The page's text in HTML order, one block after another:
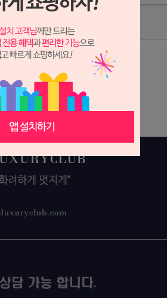
상세 정보를 확대해 보실 수 있습니다.